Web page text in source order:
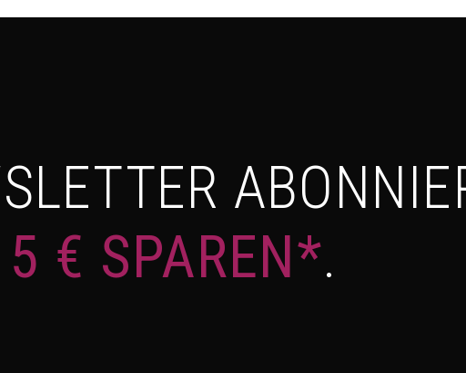
5 € SPAREN*.